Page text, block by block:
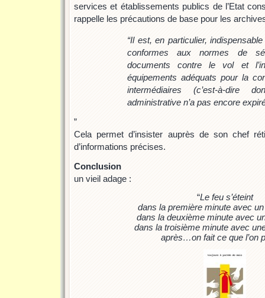
services et établissements publics de l’Etat
rappelle les précautions de base pour les
“Il est, en particulier,
conformes aux normes de
documents contre le vol et
équipements adéquats pour la
intermédiaires (c’est-à-dire
administrative n’a pas encore
”
Cela permet d’insister auprès de son chef
d’informations précises.
Conclusion
un vieil adage :
“Le feu s’éteint
dans la première minute avec un
dans la deuxième minute avec
dans la troisième minute avec
après…on fait ce que l’on